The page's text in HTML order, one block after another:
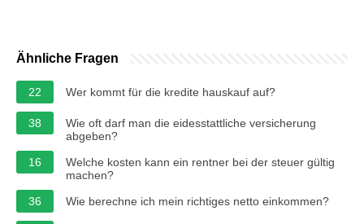
Ähnliche Fragen
22 Wer kommt für die kredite hauskauf auf?
38
Wie oft darf man die eidesstattliche versicherung
abgeben?
16
Welche kosten kann ein rentner bei der steuer gültig
machen?
36
Wie berechne ich mein richtiges netto einkommen?